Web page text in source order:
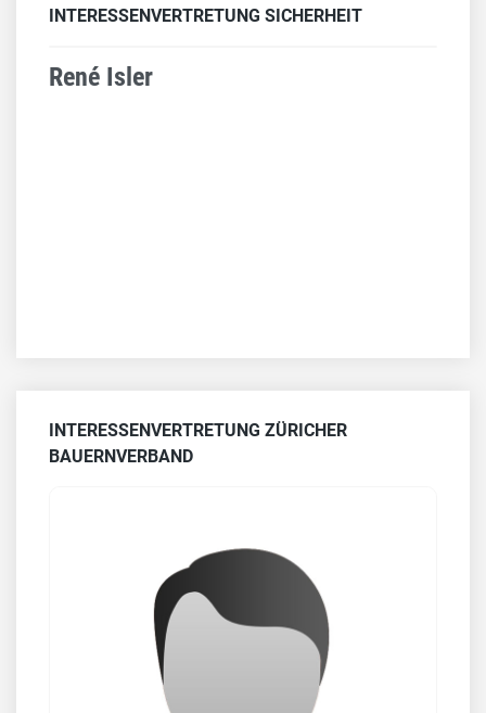
INTERESSENVERTRETUNG SICHERHEIT
René Isler
INTERESSENVERTRETUNG ZÜRICHER
BAUERNVERBAND